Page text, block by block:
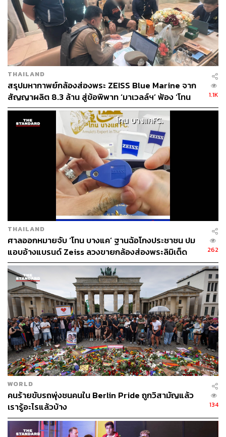
65
ABOUT THE AUTHOR
ปัทมาสน์ ชนะรัชชรักษ์
Content Creator ข่าวต่างประเทศ
THAILAND
สรุปมหากาพย์กล้องส่องพระ ZEISS Blue Marine จาก
สัญญาผลิต 8.3 ล้าน สู่ข้อพิพาท ‘มาเวลล์ฯ’ ฟ้อง ‘โทน
บางแค’ ผิดนัดจ่ายหนี้-แอบระบุแบรนด์
1.1K
THAILAND
ศาลออกหมายจับ ‘โทน บางแค’ ฐานฉ้อโกงประชาชน ปม
แอบอ้างแบรนด์ Zeiss ลวงขายกล้องส่องพระลิมิเต็ด
262
WORLD
คนร้ายขับรถพุ่งชนคนใน Berlin Pride ถูกวิสามัญแล้ว
เรารู้อะไรแล้วบ้าง
134